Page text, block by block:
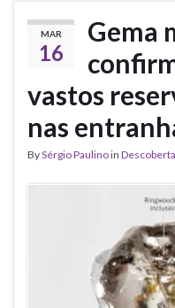
MAR
16
Gema
vastos
nas
BySérgio Paulinoin